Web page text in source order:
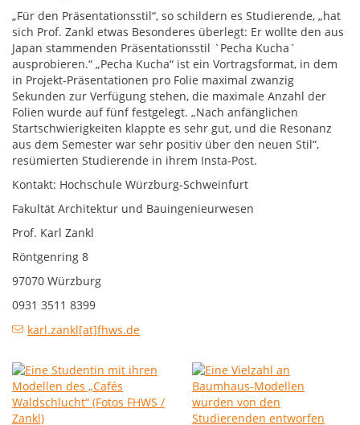
„Für den Präsentationsstil“, so schildern es Studierende, „hat
sich Prof. Zankl etwas Besonderes überlegt: Er wollte den aus
Japan stammenden Präsentationsstil `Pecha Kucha`
ausprobieren.“ „Pecha Kucha“ ist ein Vortragsformat, in dem
in Projekt-Präsentationen pro Folie maximal zwanzig
Sekunden zur Verfügung stehen, die maximale Anzahl der
Folien wurde auf fünf festgelegt. „Nach anfänglichen
Startschwierigkeiten klappte es sehr gut, und die Resonanz
aus dem Semester war sehr positiv über den neuen Stil“,
resümierten Studierende in ihrem Insta-Post.
Kontakt: Hochschule Würzburg-Schweinfurt
Fakultät Architektur und Bauingenieurwesen
Prof. Karl Zankl
Röntgenring 8
97070 Würzburg
0931 3511 8399
karl.zankl[at]fhws.de